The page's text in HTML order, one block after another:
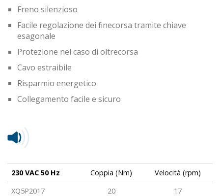
Freno silenzioso
Facile regolazione dei finecorsa tramite chiave
esagonale
Protezione nel caso di oltrecorsa
Cavo estraibile
Risparmio energetico
Collegamento facile e sicuro
230 VAC 50 Hz Coppia (Nm)
Velocità (rpm)
XQ5P2017
20
17